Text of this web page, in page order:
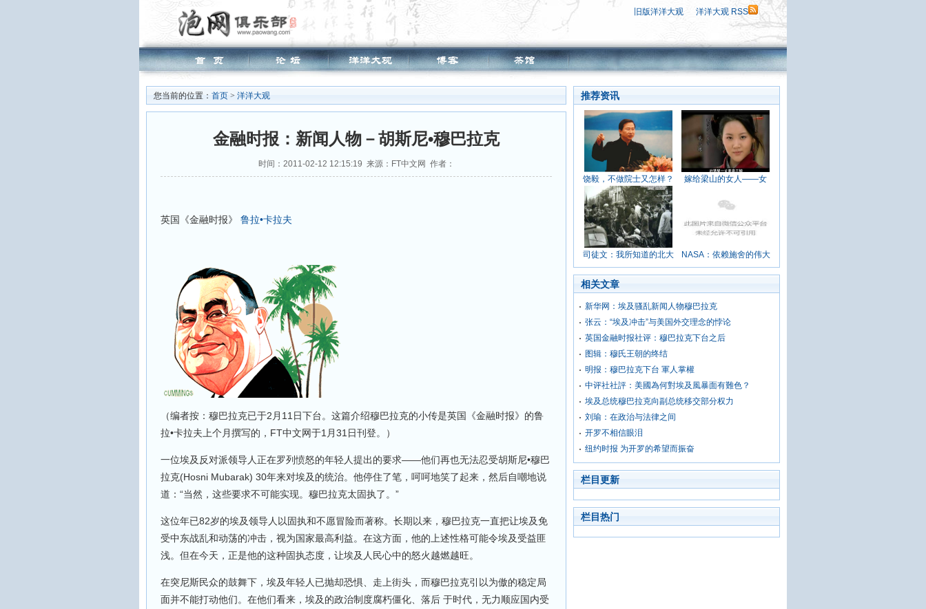
旧版洋洋大观 洋洋大观 RSS
您当前的位置： 首页 > 洋洋大观
金融时报：新闻人物－胡斯尼•穆巴拉克
时间：2011-02-12 12:15:19 来源：FT中文网 作者：
英国《金融时报》 鲁拉•卡拉夫
（编者按：穆巴拉克已于2月11日下台。这篇介绍穆巴拉克的小传是英国《金融时报》的鲁
拉•卡拉夫上个月撰写的，FT中文网于1月31日刊登。）
一位埃及反对派领导人正在罗列愤怒的年轻人提出的要求——他们再也无法忍受胡斯尼•穆巴
拉克(Hosni Mubarak) 30年来对埃及的统治。他停住了笔，呵呵地笑了起来，然后自嘲地说
道：“当然，这些要求不可能实现。穆巴拉克太固执了。”
这位年已82岁的埃及领导人以固执和不愿冒险而著称。长期以来，穆巴拉克一直把让埃及免
受中东战乱和动荡的冲击，视为国家最高利益。在这方面，他的上述性格可能令埃及受益匪
浅。但在今天，正是他的这种固执态度，让埃及人民心中的怒火越燃越旺。
在突尼斯民众的鼓舞下，埃及年轻人已抛却恐惧、走上街头，而穆巴拉克引以为傲的稳定局
面并不能打动他们。在他们看来，埃及的政治制度腐朽僵化、落后 于时代，无力顺应国内受
推荐资讯
饶毅，不做院士又怎样？ 嫁给梁山的女人——女
司徒文：我所知道的北大 NASA：依赖施舍的伟大
相关文章
新华网：埃及骚乱新闻人物穆巴拉克
张云：“埃及冲击”与美国外交理念的悖论
英国金融时报社评：穆巴拉克下台之后
图辑：穆氏王朝的终结
明报：穆巴拉克下台 軍人掌權
中评社社評：美國為何對埃及風暴面有難色？
埃及总统穆巴拉克向副总统移交部分权力
刘瑜：在政治与法律之间
开罗不相信眼泪
纽约时报 为开罗的希望而振奋
栏目更新
栏目热门